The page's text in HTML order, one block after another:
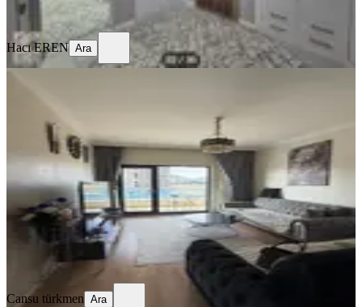
Ara
Hacı EREN Ara
Konya, Selçuklu
1+1·85 m²·4. Kat·09.07.2026
2.400.000 ₺
Cansu türkmen
Cansu türkmen Ara